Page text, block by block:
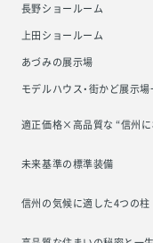
長野ショールーム
上田ショールーム
あづみの展示場
モデルハウス・街かど展示
適正価格×高品質な “信州に
未来基準の標準装備
信州の気候に適した4つの柱